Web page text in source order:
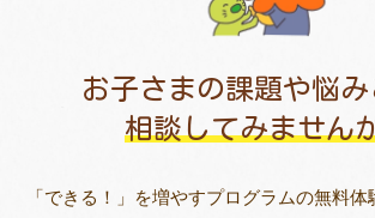
お子さまの課題や悩
相談してみません
「できる！」を増やすプログラムの無料体